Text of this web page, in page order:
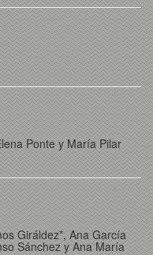
Ponte y María Pilar
Giráldez*, Ana García
Sánchez y Ana María